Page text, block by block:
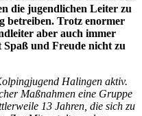
die jugendlichen Leiter zu
betreiben. Trotz enormer
aber auch immer
Spaß und Freude nicht zu
Halingen aktiv.
Maßnahmen eine Gruppe
13 Jahren, die sich zu